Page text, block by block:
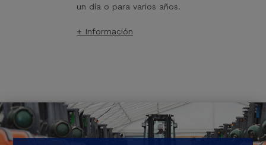
un día o para varios años.
+ Información